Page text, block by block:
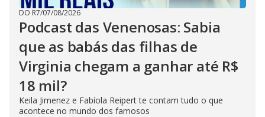
DO R7/07/08/2026
Podcast das Venenosas: Sabia
que as babás das filhas de
Virginia chegam a ganhar até R$
18 mil?
Keila Jimenez e Fabíola Reipert te contam tudo o que
acontece no mundo dos famosos